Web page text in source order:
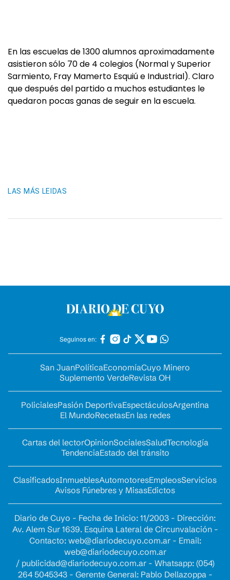
En las escuelas de 1300 alumnos aproximadamente
asistieron sólo 70 de 4 colegios (Normal y Superior
Sarmiento, Fray Mamerto Esquiú e Industrial). Claro
que después del partido a muchos estudiantes le
quedaron pocas ganas de seguir en la escuela.
LAS MÁS LEIDAS
Seguinos en:
San JuanPolíticaEconomíaCuyo Minero
Suplemento VerdeRevista OH
PolicialesPasión DeportivaEspectáculosArgentina
El MundoRecetasEn las redes
Cartas del lectorOpinionSocialesSaludTecnología
TendenciaEstado del tránsito
ClasificadosInmueblesAutomotoresEmpleosServicios
Avisos Fúnebres y MisasEdictos
Diario de Cuyo - Fecha de Inicio: 11/2003 - Dirección:
Av. Alem Sur 1639. Esquina Lateral de Circunvalación -
Contacto: web@diariodecuyo.com.ar- Email:
web@diariodecuyo.com.ar
/ publicidad@diariodecuyo.com.ar- Whatsapp: (054)
264 5045343 - Gerente General: Pablo Dellazoppa -